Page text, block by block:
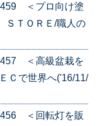
＜プロ向け塗
ＴＯＲＥ/職人の
＜高級盆栽を
Ｃで世界へ('16/11/
＜回転灯を販